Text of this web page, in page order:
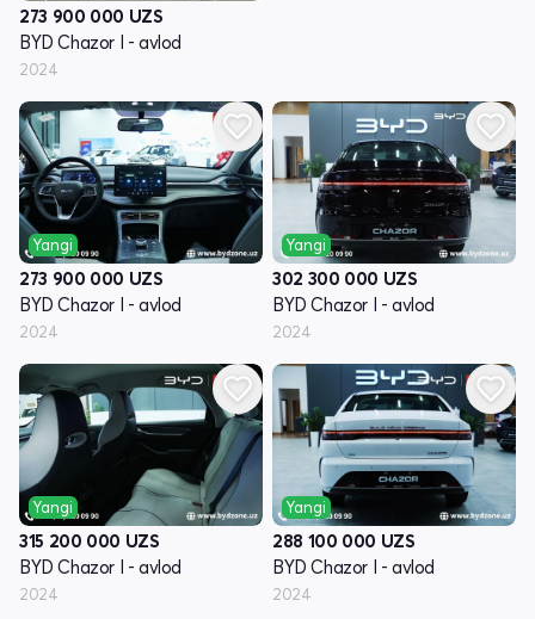
273 900 000 UZS
BYD Chazor I - avlod
2024
Yangi
273 900 000 UZS
BYD Chazor I - avlod
2024
Yangi
302 300 000 UZS
BYD Chazor I - avlod
2024
Yangi
315 200 000 UZS
BYD Chazor I - avlod
2024
Yangi
288 100 000 UZS
BYD Chazor I - avlod
2024